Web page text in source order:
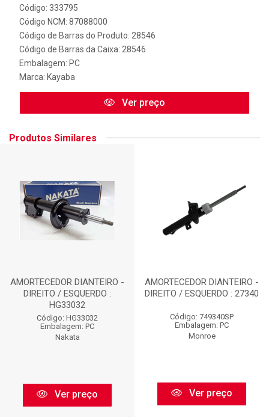
Código: 333795
Código NCM: 87088000
Código de Barras do Produto: 28546
Código de Barras da Caixa: 28546
Embalagem: PC
Marca: Kayaba
Ver preço
Produtos Similares
AMORTECEDOR DIANTEIRO -
DIREITO / ESQUERDO :
HG33032
Código: HG33032
Embalagem: PC
Nakata
Ver preço
AMORTECEDOR DIANTEIRO -
DIREITO / ESQUERDO : 27340
Código: 749340SP
Embalagem: PC
Monroe
Ver preço